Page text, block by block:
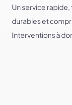
Un service
durables et
Interventions à